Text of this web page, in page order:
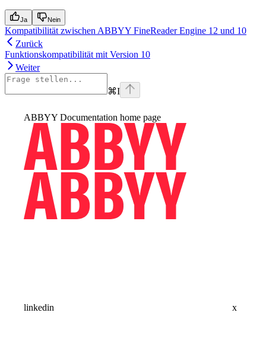
Ja Nein
Kompatibilität zwischen ABBYY FineReader Engine 12 und 10
Zurück
Funktionskompatibilität mit Version 10
Weiter
⌘I
ABBYY Documentation home page
linkedin x